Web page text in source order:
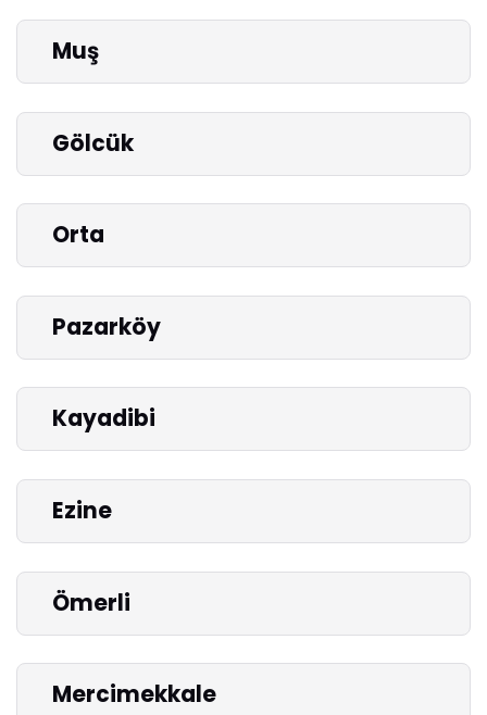
Muş
Gölcük
Orta
Pazarköy
Kayadibi
Ezine
Ömerli
Mercimekkale